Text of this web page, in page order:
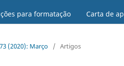
para formatação Carta de
(2020): Março / Artigos